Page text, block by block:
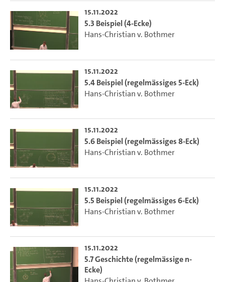
15.11.2022
5.3 Beispiel (4-Ecke)
Hans-Christian v. Bothmer
15.11.2022
5.4 Beispiel (regelmässiges 5-Eck)
Hans-Christian v. Bothmer
15.11.2022
5.6 Beispiel (regelmässiges 8-Eck)
Hans-Christian v. Bothmer
15.11.2022
5.5 Beispiel (regelmässiges 6-Eck)
Hans-Christian v. Bothmer
15.11.2022
5.7 Geschichte (regelmässige n-
Ecke)